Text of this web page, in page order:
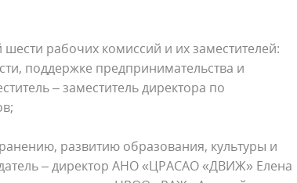
рабочих комиссий и их заместителей:
поддержке предпринимательства и
– заместитель директора по
развитию образования, культуры и
– директор АНО «ЦРАСАО «ДВИЖ» Елена